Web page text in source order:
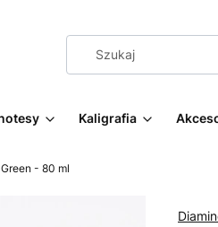
Kaligrafia
- 80 ml